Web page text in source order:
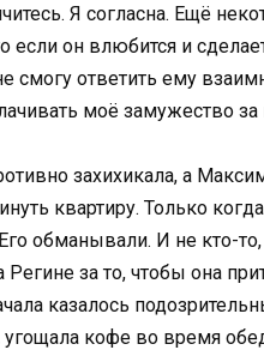
Я согласна. Ещё
если он влюбится и
смогу ответить ему
моё замужество
захихикала, а
квартиру. Только
обманывали. И не кто-
Регине за то, чтобы она
казалось
кофе во время